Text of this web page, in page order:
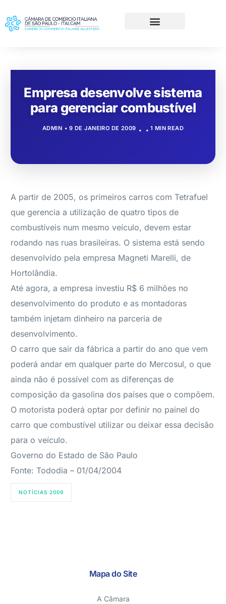
Empresa desenvolve sistema
para gerenciar combustível
ADMIN 9 DE JANEIRO DE 2009 1 MIN READ
A partir de 2005, os primeiros carros com Tetrafuel
que gerencia a utilização de quatro tipos de
combustíveis num mesmo veículo, devem estar
rodando nas ruas brasileiras. O sistema está sendo
desenvolvido pela empresa Magneti Marelli, de
Hortolândia.
Até agora, a empresa investiu R$ 6 milhões no
desenvolvimento do produto e as montadoras
também injetam dinheiro na parceria de
desenvolvimento.
O carro que sair da fábrica a partir do ano que vem
poderá andar em qualquer parte do Mercosul, o que
ainda não é possível com as diferenças de
composição da gasolina dos países que o compõem.
O motorista poderá optar por definir no painel do
carro que combustível utilizar ou deixar essa decisão
para o veículo.
Governo do Estado de São Paulo
Fonte: Tododia – 01/04/2004
NOTÍCIAS 2009
Mapa do Site
A Câmara